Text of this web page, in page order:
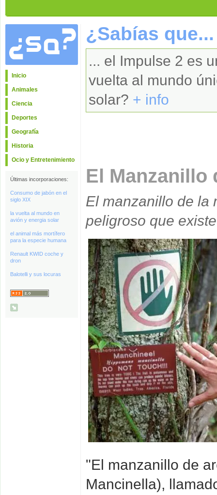
Inicio
Animales
Ciencia
Deportes
Geografía
Historia
Ocio y Entretenimiento
Últimas incorporaciones:
Consumo de jabón en el
siglo XIX
la vuelta al mundo en
avión y energia solar
el animal más mortífero
para la especie humana
Renault KWID coche y
dron
Balotelli y sus locuras
¿Sabías que...
... el Impulse 2 es
vuelta al mundo
solar? + info
El Manzanillo
El manzanillo de la
peligroso que
"El manzanillo de
Mancinella),